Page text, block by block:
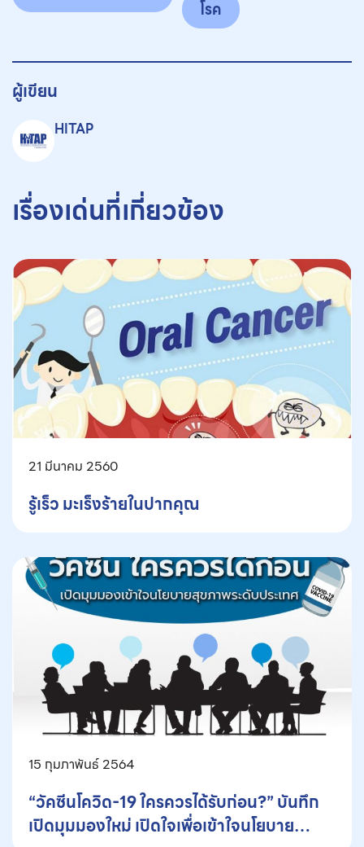
โรค
ผู้เขียน
HITAP
เรื่องเด่นที่เกี่ยวข้อง
21 มีนาคม 2560
รู้เร็ว มะเร็งร้ายในปากคุณ
15 กุมภาพันธ์ 2564
“วัคซีนโควิด-19 ใครควรได้รับก่อน?” บันทึก
เปิดมุมมองใหม่ เปิดใจเพื่อเข้าใจนโยบาย